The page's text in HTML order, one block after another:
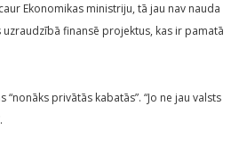
Ekonomikas ministriju, tā jau nav nauda
finansē projektus, kas ir pamatā
privātās kabatās”. “Jo ne jau valsts